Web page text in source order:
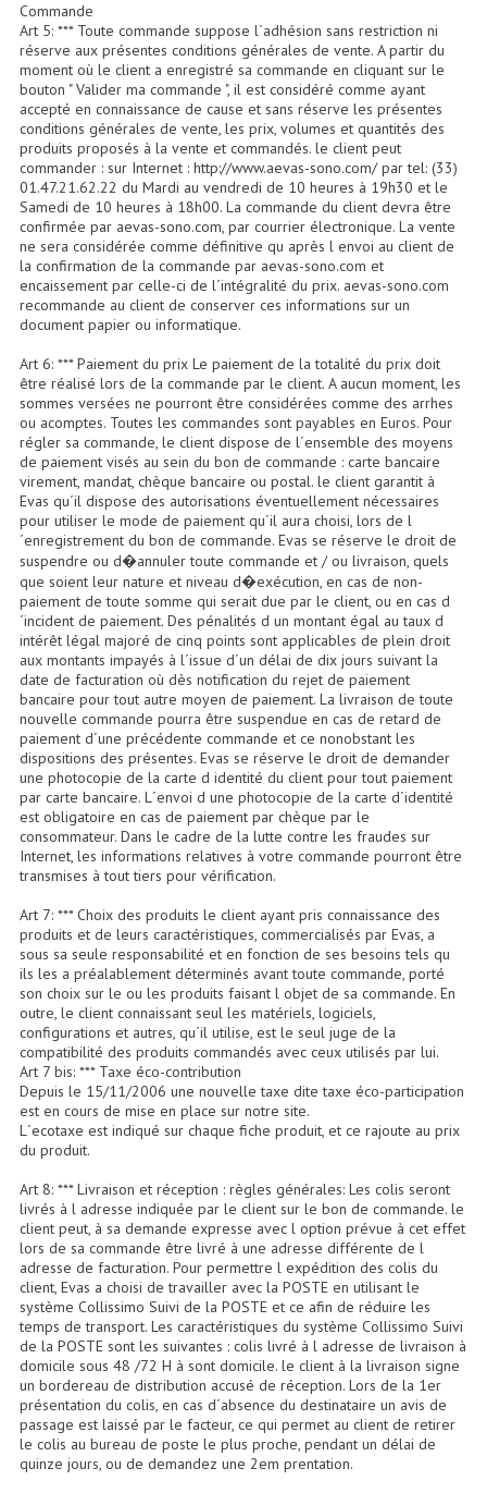
Enceintes Hifi
Enceintes Monitoring
Filtres Actifs, Correcteurs
Haut-Parleurs Moteurs Tweeters Filtres
Haut Parleurs Sono
Filtres Passifs
Haut-Parleurs Amplis Guitare
Moteurs Pavillons Pour Enceinte
Tweeters Pour Enceintes
Lecteurs Audio & Sources
Platines Disque Vinyles
Lecteurs Cd À Plats
Lecteurs Cd À Plats Lecteur MP3
Lecteurs Double Cd Mixage Intégrée
Lecteurs Double Cd MP3
Lecteurs Lasers Simple Et Mp3 (rack 19")
Minidisc
Digital Package Et Logiciel
Enregistreur Numérique
Platines Cassettes
Limiteur De Niveau Sonore
Microphones Scène Et Studio
Microphones Filaires
Micro Sans Fil HF VHF 200MHZ
Micros De Studio
Microphones De Surface
Multi-Effets, Reverbes Etc...
Peripheriques Traitements Et Accessoires
Portes Voix Mégaphones
Pupitre Pour Discours
Samplers, Échantillonneurs
Commande
Art 5: *** Toute commande suppose l´adhésion sans restriction ni
réserve aux présentes conditions générales de vente. A partir du
moment où le client a enregistré sa commande en cliquant sur le
bouton " Valider ma commande ", il est considéré comme ayant
accepté en connaissance de cause et sans réserve les présentes
conditions générales de vente, les prix, volumes et quantités des
produits proposés à la vente et commandés. le client peut
commander : sur Internet : http://www.aevas-sono.com/ par tel: (33)
01.47.21.62.22 du Mardi au vendredi de 10 heures à 19h30 et le
Samedi de 10 heures à 18h00. La commande du client devra être
confirmée par aevas-sono.com, par courrier électronique. La vente
ne sera considérée comme définitive qu après l envoi au client de
la confirmation de la commande par aevas-sono.com et
encaissement par celle-ci de l´intégralité du prix. aevas-sono.com
recommande au client de conserver ces informations sur un
document papier ou informatique.
Art 6: *** Paiement du prix Le paiement de la totalité du prix doit
être réalisé lors de la commande par le client. A aucun moment, les
sommes versées ne pourront être considérées comme des arrhes
ou acomptes. Toutes les commandes sont payables en Euros. Pour
régler sa commande, le client dispose de l´ensemble des moyens
de paiement visés au sein du bon de commande : carte bancaire
virement, mandat, chèque bancaire ou postal. le client garantit à
Evas qu´il dispose des autorisations éventuellement nécessaires
pour utiliser le mode de paiement qu´il aura choisi, lors de l
´enregistrement du bon de commande. Evas se réserve le droit de
suspendre ou d�annuler toute commande et / ou livraison, quels
que soient leur nature et niveau d�exécution, en cas de non-
paiement de toute somme qui serait due par le client, ou en cas d
´incident de paiement. Des pénalités d un montant égal au taux d
intérêt légal majoré de cinq points sont applicables de plein droit
aux montants impayés à l´issue d´un délai de dix jours suivant la
date de facturation où dès notification du rejet de paiement
bancaire pour tout autre moyen de paiement. La livraison de toute
nouvelle commande pourra être suspendue en cas de retard de
paiement d´une précédente commande et ce nonobstant les
dispositions des présentes. Evas se réserve le droit de demander
une photocopie de la carte d identité du client pour tout paiement
par carte bancaire. L´envoi d une photocopie de la carte d´identité
est obligatoire en cas de paiement par chèque par le
consommateur. Dans le cadre de la lutte contre les fraudes sur
Internet, les informations relatives à votre commande pourront être
transmises à tout tiers pour vérification.
Art 7: *** Choix des produits le client ayant pris connaissance des
produits et de leurs caractéristiques, commercialisés par Evas, a
sous sa seule responsabilité et en fonction de ses besoins tels qu
ils les a préalablement déterminés avant toute commande, porté
son choix sur le ou les produits faisant l objet de sa commande. En
outre, le client connaissant seul les matériels, logiciels,
configurations et autres, qu´il utilise, est le seul juge de la
compatibilité des produits commandés avec ceux utilisés par lui.
Art 7 bis: *** Taxe éco-contribution
Depuis le 15/11/2006 une nouvelle taxe dite taxe éco-participation
est en cours de mise en place sur notre site.
L´ecotaxe est indiqué sur chaque fiche produit, et ce rajoute au prix
du produit.
Art 8: *** Livraison et réception : règles générales: Les colis seront
livrés à l adresse indiquée par le client sur le bon de commande. le
client peut, à sa demande expresse avec l option prévue à cet effet
lors de sa commande être livré à une adresse différente de l
adresse de facturation. Pour permettre l expédition des colis du
client, Evas a choisi de travailler avec la POSTE en utilisant le
système Collissimo Suivi de la POSTE et ce afin de réduire les
temps de transport. Les caractéristiques du système Collissimo Suivi
de la POSTE sont les suivantes : colis livré à l adresse de livraison à
domicile sous 48 /72 H à sont domicile. le client à la livraison signe
un bordereau de distribution accusé de réception. Lors de la 1er
présentation du colis, en cas d´absence du destinataire un avis de
passage est laissé par le facteur, ce qui permet au client de retirer
le colis au bureau de poste le plus proche, pendant un délai de
quinze jours, ou de demandez une 2em prentation.